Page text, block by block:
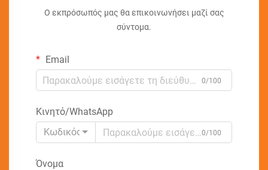
Ο εκπρόσωπός μας θα επικοινωνήσει μαζί σας
σύντομα.
Email
0/100
Κινητό/WhatsApp
Κωδικός
0/100
Όνομα